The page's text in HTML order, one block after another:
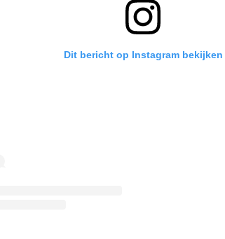
Dit bericht op Instagram bekijken